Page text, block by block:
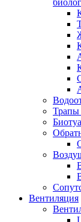
Трапы
Вентиляция